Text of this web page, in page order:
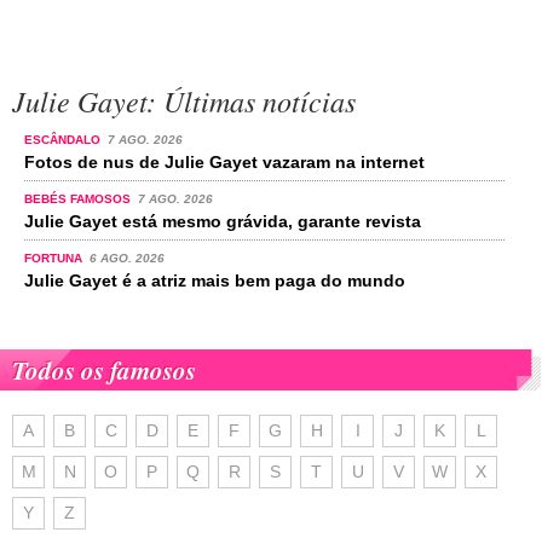
Julie Gayet: Últimas notícias
ESCÂNDALO 7 AGO. 2026
Fotos de nus de Julie Gayet vazaram na internet
BEBÉS FAMOSOS 7 AGO. 2026
Julie Gayet está mesmo grávida, garante revista
FORTUNA 6 AGO. 2026
Julie Gayet é a atriz mais bem paga do mundo
Todos os famosos
A B C D E F G H I J K L
M N O P Q R S T U V W X
Y Z